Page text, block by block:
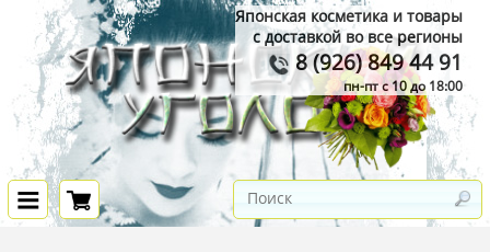
Японская косметика и товары
с доставкой во все регионы
8 (926) 849 44 91
пн-пт с 10 до 18:00